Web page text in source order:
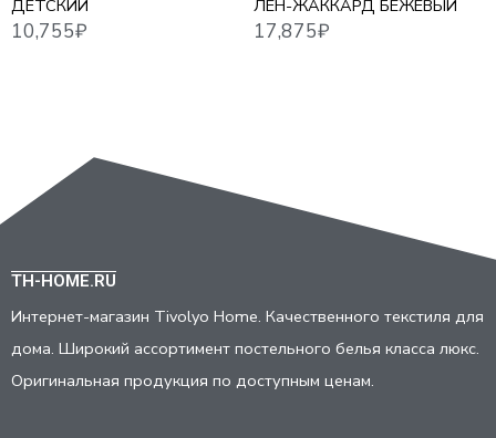
ДЕТСКИЙ
ЛЕН-ЖАККАРД БЕЖЕВЫЙ
TH-HOME.RU
Интернет-магазин Tivolyo Home. Качественного текстиля для
дома. Широкий ассортимент постельного белья класса люкс.
Оригинальная продукция по доступным ценам.